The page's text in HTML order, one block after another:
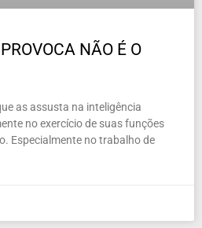
NÃO É O
as assusta na inteligência
no exercício de suas funções
Especialmente no trabalho de